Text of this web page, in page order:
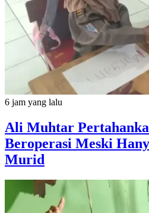
6 jam yang lalu
Ali Muhtar
Beroperasi Meski
Murid